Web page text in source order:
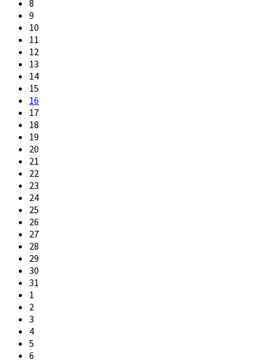
8
9
10
11
12
13
14
15
16
17
18
19
20
21
22
23
24
25
26
27
28
29
30
31
1
2
3
4
5
6